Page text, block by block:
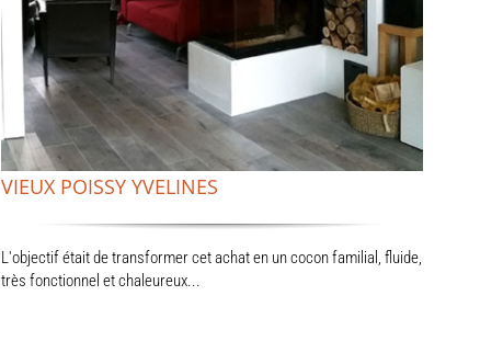
VIEUX POISSY YVELINES
L'objectif était de transformer cet achat en un cocon familial, fluide,
très fonctionnel et chaleureux...